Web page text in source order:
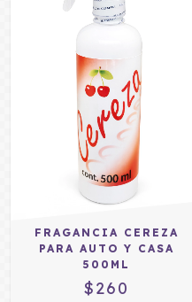
FRAGANCIA CEREZA
PARA AUTO Y CASA
500ML
$260